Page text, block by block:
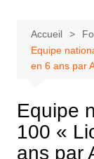
Accueil
Equipe
en 6 ans par
Equipe
100 «
ans par